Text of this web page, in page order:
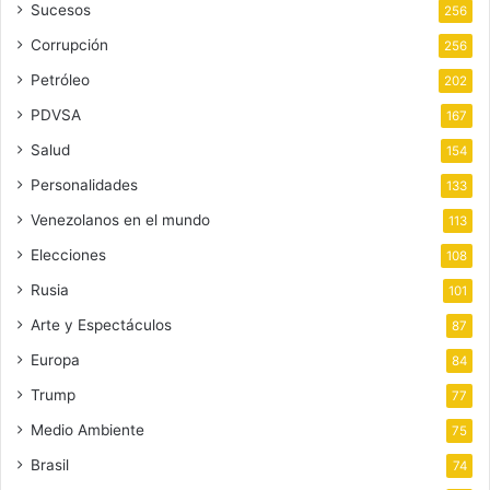
Sucesos 256
Corrupción 256
Petróleo 202
PDVSA 167
Salud 154
Personalidades 133
Venezolanos en el mundo 113
Elecciones 108
Rusia 101
Arte y Espectáculos 87
Europa 84
Trump 77
Medio Ambiente 75
Brasil 74